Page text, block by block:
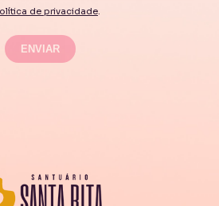
de privacidade.